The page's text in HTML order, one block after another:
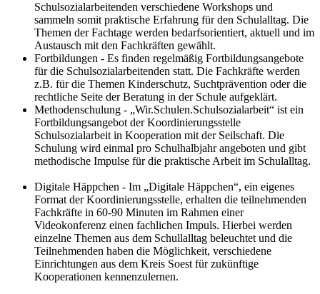
Schulsozialarbeitenden verschiedene Workshops und
sammeln somit praktische Erfahrung für den Schulalltag. Die
Themen der Fachtage werden bedarfsorientiert, aktuell und im
Austausch mit den Fachkräften gewählt.
Fortbildungen - Es finden regelmäßig Fortbildungsangebote
für die Schulsozialarbeitenden statt. Die Fachkräfte werden
z.B. für die Themen Kinderschutz, Suchtprävention oder die
rechtliche Seite der Beratung in der Schule aufgeklärt.
Methodenschulung - „Wir.Schulen.Schulsozialarbeit“ ist ein
Fortbildungsangebot der Koordinierungsstelle
Schulsozialarbeit in Kooperation mit der Seilschaft. Die
Schulung wird einmal pro Schulhalbjahr angeboten und gibt
methodische Impulse für die praktische Arbeit im Schulalltag.
Digitale Häppchen - Im „Digitale Häppchen“, ein eigenes
Format der Koordinierungsstelle, erhalten die teilnehmenden
Fachkräfte in 60-90 Minuten im Rahmen einer
Videokonferenz einen fachlichen Impuls. Hierbei werden
einzelne Themen aus dem Schullalltag beleuchtet und die
Teilnehmenden haben die Möglichkeit, verschiedene
Einrichtungen aus dem Kreis Soest für zukünftige
Kooperationen kennenzulernen.